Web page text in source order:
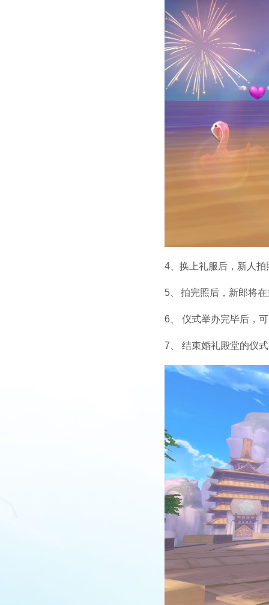
4、 换上礼服后，新人
5、 拍完照后，新郎将
6、 仪式举办完毕后，
7、 结束婚礼殿堂的仪